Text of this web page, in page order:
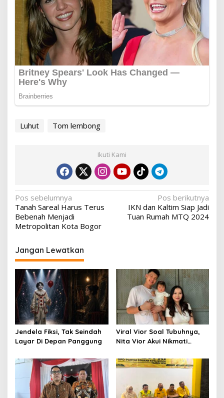
Luhut Tom lembong
Ikuti Kami
Navigasi
pos
Pos sebelumnya
Tanah Sareal Harus Terus
Bebenah Menjadi
Metropolitan Kota Bogor
Pos berikutnya
IKN dan Kaltim Siap Jadi
Tuan Rumah MTQ 2024
Jangan Lewatkan
Jendela Fiksi, Tak Seindah
Layar Di Depan Panggung
Viral Vior Soal Tubuhnya,
Nita Vior Akui Nikmati